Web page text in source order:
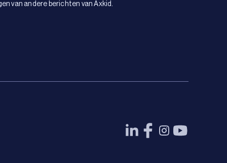
van andere berichten van Axkid.